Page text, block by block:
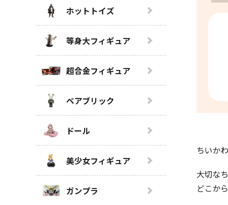
ちいか
大切な
どこか
ホットトイズ
等身大フィギュア
超合金フィギュア
ベアブリック
ドール
美少女フィギュア
ガンプラ